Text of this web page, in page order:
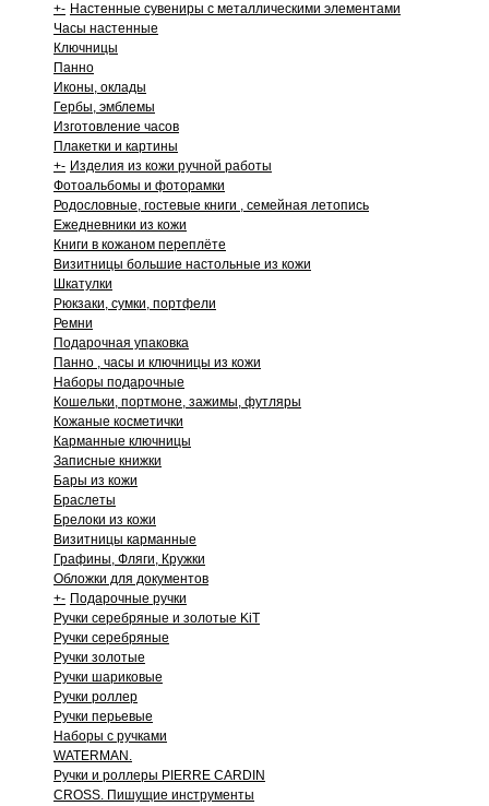
+- Настенные сувениры с металлическими элементами
Часы настенные
Ключницы
Панно
Иконы, оклады
Гербы, эмблемы
Изготовление часов
Плакетки и картины
+- Изделия из кожи ручной работы
Фотоальбомы и фоторамки
Родословные, гостевые книги , семейная летопись
Ежедневники из кожи
Книги в кожаном переплёте
Визитницы большие настольные из кожи
Шкатулки
Рюкзаки, сумки, портфели
Ремни
Подарочная упаковка
Панно , часы и ключницы из кожи
Наборы подарочные
Кошельки, портмоне, зажимы, футляры
Кожаные косметички
Карманные ключницы
Записные книжки
Бары из кожи
Браслеты
Брелоки из кожи
Визитницы карманные
Графины, Фляги, Кружки
Обложки для документов
+- Подарочные ручки
Ручки серебряные и золотые KiT
Ручки серебряные
Ручки золотые
Ручки шариковые
Ручки роллер
Ручки перьевые
Наборы с ручками
WATERMAN.
Ручки и роллеры PIERRE CARDIN
CROSS. Пишущие инструменты